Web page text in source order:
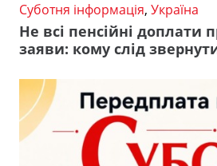
Суботня інформація, Україна
Не всі пенсійні доплати
заяви: кому слід